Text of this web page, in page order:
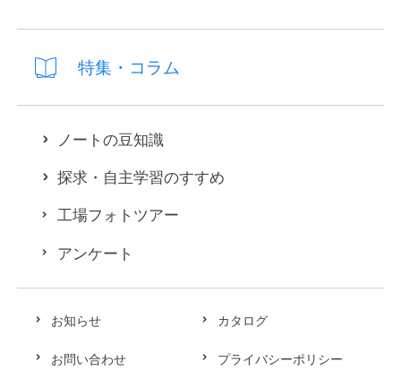
お知らせ カタログ
お問い合わせ プライバシーポリシー
特集・コラム
ノートの豆知識
探求・自主学習のすすめ
工場フォトツアー
アンケート